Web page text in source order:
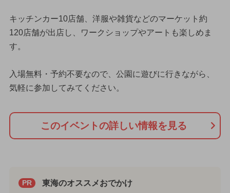
キッチンカー10店舗、洋服や雑貨などのマーケット約
120店舗が出店し、ワークショップやアートも楽しめま
す。
入場無料・予約不要なので、公園に遊びに行きながら、
気軽に参加してみてください。
このイベントの詳しい情報を見る
PR 東海のオススメおでかけ